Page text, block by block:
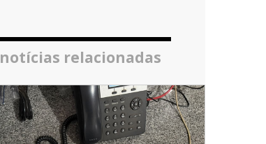
notícias relacionadas